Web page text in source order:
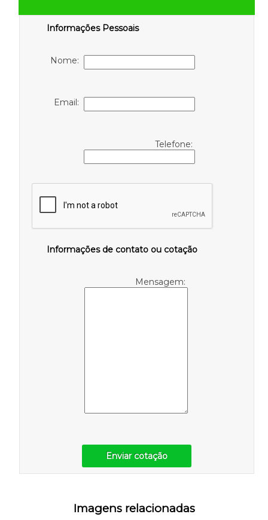
Informações Pessoais
Nome:
Email:
Telefone:
Informações de contato ou cotação
Mensagem:
Enviar cotação
Imagens relacionadas